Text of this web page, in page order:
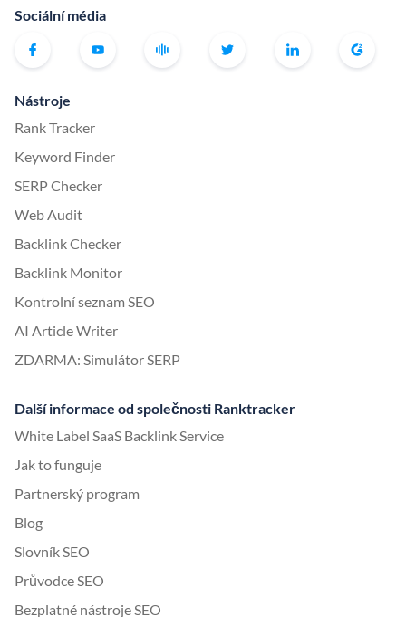
Sociální média
Nástroje
Rank Tracker
Keyword Finder
SERP Checker
Web Audit
Backlink Checker
Backlink Monitor
Kontrolní seznam SEO
AI Article Writer
ZDARMA: Simulátor SERP
Další informace od společnosti Ranktracker
White Label SaaS Backlink Service
Jak to funguje
Partnerský program
Blog
Slovník SEO
Průvodce SEO
Bezplatné nástroje SEO